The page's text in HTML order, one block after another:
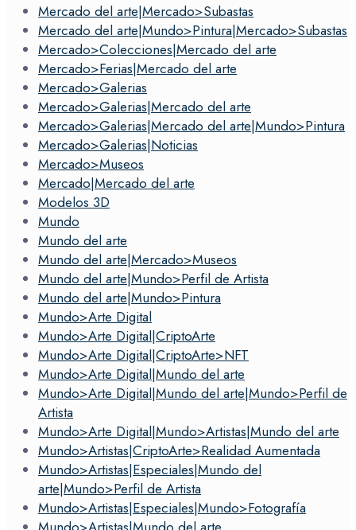
Mercado del arte|Mercado>Subastas
Mercado del arte|Mundo>Pintura|Mercado>Subastas
Mercado>Colecciones|Mercado del arte
Mercado>Ferias|Mercado del arte
Mercado>Galerias
Mercado>Galerias|Mercado del arte
Mercado>Galerias|Mercado del arte|Mundo>Pintura
Mercado>Galerias|Noticias
Mercado>Museos
Mercado|Mercado del arte
Modelos 3D
Mundo
Mundo del arte
Mundo del arte|Mercado>Museos
Mundo del arte|Mundo>Perfil de Artista
Mundo del arte|Mundo>Pintura
Mundo>Arte Digital
Mundo>Arte Digital|CriptoArte
Mundo>Arte Digital|CriptoArte>NFT
Mundo>Arte Digital|Mundo del arte
Mundo>Arte Digital|Mundo del arte|Mundo>Perfil de
Artista
Mundo>Arte Digital|Mundo>Artistas|Mundo del arte
Mundo>Artistas|CriptoArte>Realidad Aumentada
Mundo>Artistas|Especiales|Mundo del
arte|Mundo>Perfil de Artista
Mundo>Artistas|Especiales|Mundo>Fotografía